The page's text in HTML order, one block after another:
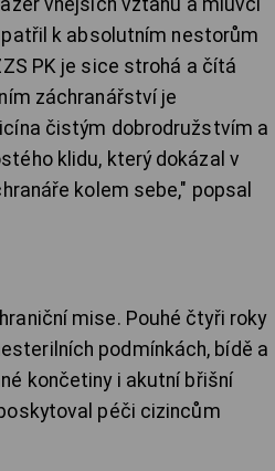
vnějších vztahů a mluvčí
patřil k absolutním nestorům
PK je sice strohá a čítá
záchranářství je
čistým dobrodružstvím a
klidu, který dokázal v
kolem sebe," popsal
mise. Pouhé čtyři roky
podmínkách, bídě a
končetiny i akutní břišní
péči cizincům